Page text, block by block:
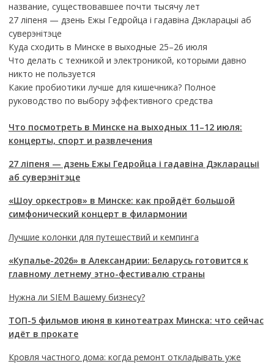
название, существовавшее почти тысячу лет
27 ліпеня — дзень Ежы Гедройца і гадавіна Дэкларацыі аб
суверэнітэце
Куда сходить в Минске в выходные 25–26 июля
Что делать с техникой и электроникой, которыми давно
никто не пользуется
Какие пробиотики лучше для кишечника? Полное
руководство по выбору эффективного средства
Что посмотреть в Минске на выходных 11–12 июля:
концерты, спорт и развлечения
27 ліпеня — дзень Ежы Гедройца і гадавіна Дэкларацыі
аб суверэнітэце
«Шоу оркестров» в Минске: как пройдёт большой
симфонический концерт в филармонии
Лучшие колонки для путешествий и кемпинга
«Купалье-2026» в Александрии: Беларусь готовится к
главному летнему этно-фестивалю страны
Нужна ли SIEM Вашему бизнесу?
ТОП-5 фильмов июня в кинотеатрах Минска: что сейчас
идёт в прокате
Кровля частного дома: когда ремонт откладывать уже